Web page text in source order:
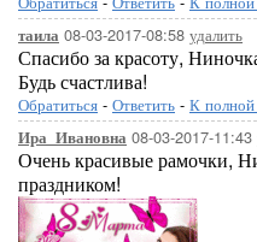
таила 08-03-2017-08:58 удалить
Спасибо за красоту,
Будь счастлива!
Обратиться - Ответить - К полной
Ира_Ивановна 08-03-2017-11:43
Очень красивые рамочки,
праздником!